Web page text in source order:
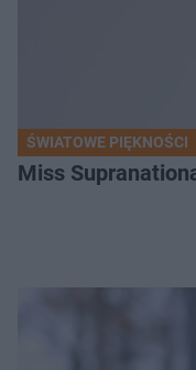
ŚWIATOWE PIĘKNOŚCI
Miss